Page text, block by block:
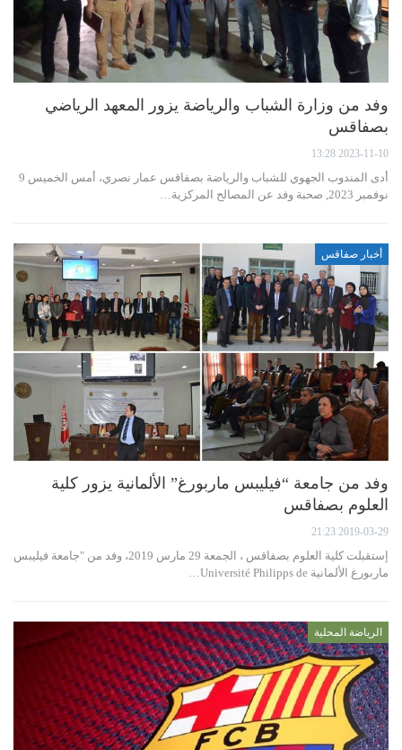
وفد من وزارة الشباب والرياضة يزور المعهد الرياضي
بصفاقس
2023-11-10 13:28
أدى المندوب الجهوي للشباب والرياضة بصفاقس عمار نصري، أمس الخميس 9
نوفمبر 2023, صحبة وفد عن المصالح المركزية…
أخبار صفاقس
وفد من جامعة “فيليبس ماربورغ” الألمانية يزور كلية
العلوم بصفاقس
2019-03-29 21:23
إستقبلت كلية العلوم بصفاقس ، الجمعة 29 مارس 2019، وفد من "جامعة فيليبس
ماربورغ الألمانية Université Philipps de…
الرياضة المحلية